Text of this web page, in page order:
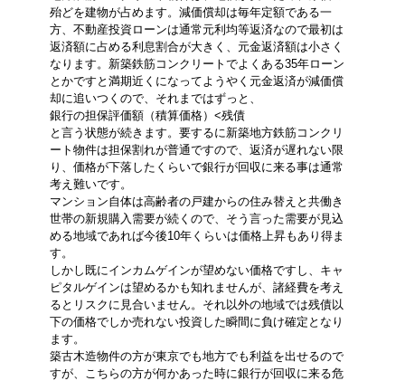
殆どを建物が占めます。減価償却は毎年定額である一
方、不動産投資ローンは通常元利均等返済なので最初は
返済額に占める利息割合が大きく、元金返済額は小さく
なります。新築鉄筋コンクリートでよくある35年ローン
とかですと満期近くになってようやく元金返済が減価償
却に追いつくので、それまではずっと、
銀行の担保評価額（積算価格）<残債
と言う状態が続きます。要するに新築地方鉄筋コンクリ
ート物件は担保割れが普通ですので、返済が遅れない限
り、価格が下落したくらいで銀行が回収に来る事は通常
考え難いです。
マンション自体は高齢者の戸建からの住み替えと共働き
世帯の新規購入需要が続くので、そう言った需要が見込
める地域であれば今後10年くらいは価格上昇もあり得ま
す。
しかし既にインカムゲインが望めない価格ですし、キャ
ピタルゲインは望めるかも知れませんが、諸経費を考え
るとリスクに見合いません。それ以外の地域では残債以
下の価格でしか売れない投資した瞬間に負け確定となり
ます。
築古木造物件の方が東京でも地方でも利益を出せるので
すが、こちらの方が何かあった時に銀行が回収に来る危